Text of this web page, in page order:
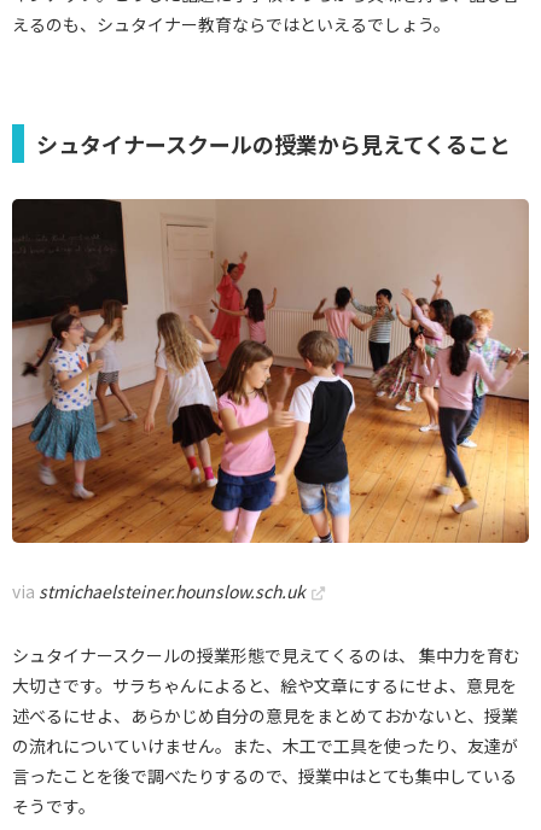
えるのも、シュタイナー教育ならではといえるでしょう。
シュタイナースクールの授業から見えてくること
via stmichaelsteiner.hounslow.sch.uk
シュタイナースクールの授業形態で見えてくるのは、 集中力を育む
大切さです。サラちゃんによると、絵や文章にするにせよ、意見を
述べるにせよ、あらかじめ自分の意見をまとめておかないと、授業
の流れについていけません。また、木工で工具を使ったり、友達が
言ったことを後で調べたりするので、授業中はとても集中している
そうです。